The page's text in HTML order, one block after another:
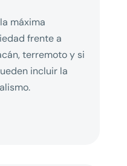
máxima
frente a
terremoto y si
incluir la